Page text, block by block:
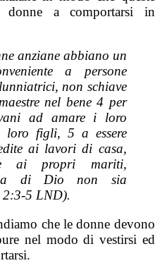
donne a comportarsi in
anziane abbiano un
a persone
non schiave
nel bene 4 per
ad amare i loro
figli, 5 a essere
ai lavori di casa,
ai propri mariti,
di Dio non sia
2:3-5 LND).
che le donne devono
nel modo di vestirsi ed